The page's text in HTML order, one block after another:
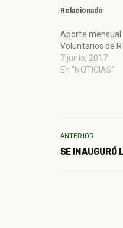
Relacionado
Aporte mensual
Voluntarios de
7 junio, 2017
En "NOTICIAS"
ANTERIOR
SE INAUGURÓ